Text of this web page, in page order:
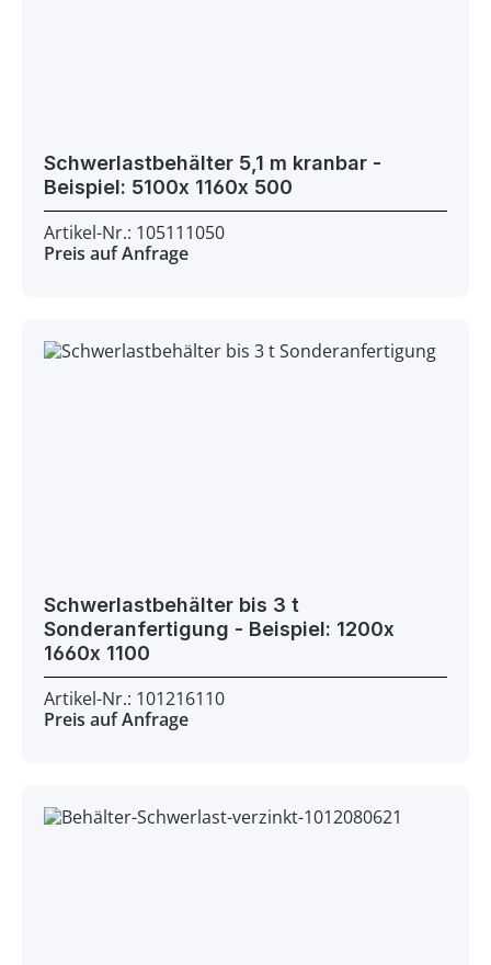
Schwerlastbehälter 5,1 m kranbar -
Beispiel: 5100x 1160x 500
Artikel-Nr.: 105111050
Preis auf Anfrage
Schwerlastbehälter bis 3 t
Sonderanfertigung - Beispiel: 1200x
1660x 1100
Artikel-Nr.: 101216110
Preis auf Anfrage